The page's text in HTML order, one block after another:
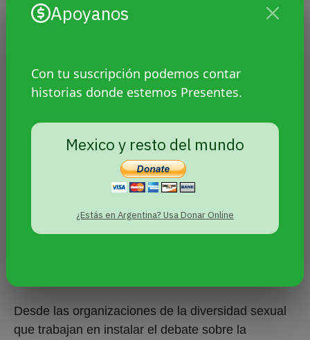
Apoyanos
Con tu suscripción podemos contar
historias donde estemos Presentes.
Mexico y resto del mundo
¿Estás en Argentina? Usa Donar Online
En esta línea, Sarrías contó que en el 2013 fueron
derechos por la temática. “Lo que hacíamos era
problematizar sobre su ausencia y sobre la
Siempre partíamos de un modelo que era en algún
sentido androcéntrico en donde predominaba la
concepción falocéntrica y no se pensaba en el
disfrute, sino en prevención y en el no acceso a la
presentaron ante el Concejo Municipal de Rosario
Desde las organizaciones de la diversidad sexual
que trabajan en instalar el debate sobre la